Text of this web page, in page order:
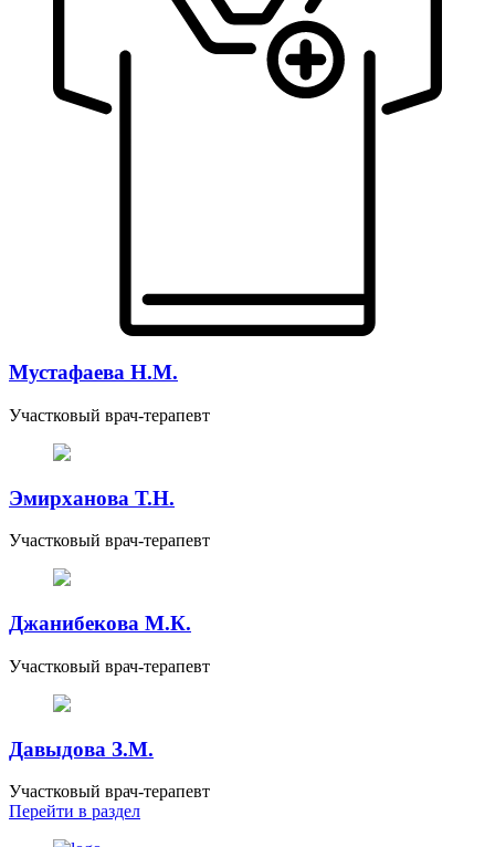
Мустафаева Н.М.
Участковый врач-терапевт
Эмирханова Т.Н.
Участковый врач-терапевт
Джанибекова М.К.
Участковый врач-терапевт
Давыдова З.М.
Участковый врач-терапевт
Перейти в раздел